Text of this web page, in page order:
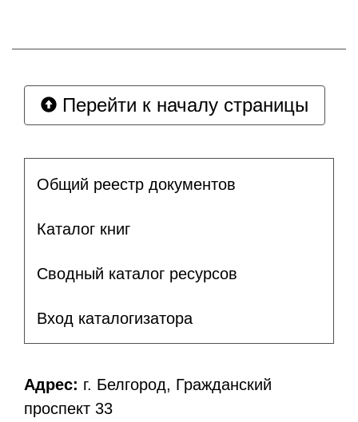
Перейти к началу страницы
Общий реестр документов
Каталог книг
Сводный каталог ресурсов
Вход каталогизатора
Адрес: г. Белгород, Гражданский
проспект 33